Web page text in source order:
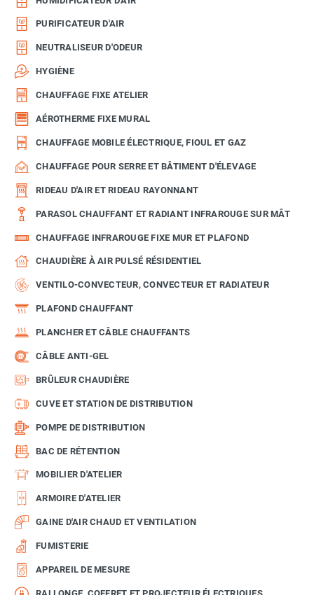
PURIFICATEUR D'AIR
NEUTRALISEUR D'ODEUR
HYGIÈNE
CHAUFFAGE FIXE ATELIER
AÉROTHERME FIXE MURAL
CHAUFFAGE MOBILE ÉLECTRIQUE, FIOUL ET GAZ
CHAUFFAGE POUR SERRE ET BÂTIMENT D'ÉLEVAGE
RIDEAU D'AIR ET RIDEAU RAYONNANT
PARASOL CHAUFFANT ET RADIANT INFRAROUGE SUR MÂT
CHAUFFAGE INFRAROUGE FIXE MUR ET PLAFOND
CHAUDIÈRE À AIR PULSÉ RÉSIDENTIEL
VENTILO-CONVECTEUR, CONVECTEUR ET RADIATEUR
PLAFOND CHAUFFANT
PLANCHER ET CÂBLE CHAUFFANTS
CÂBLE ANTI-GEL
BRÛLEUR CHAUDIÈRE
CUVE ET STATION DE DISTRIBUTION
POMPE DE DISTRIBUTION
BAC DE RÉTENTION
MOBILIER D'ATELIER
ARMOIRE D'ATELIER
GAINE D'AIR CHAUD ET VENTILATION
FUMISTERIE
APPAREIL DE MESURE